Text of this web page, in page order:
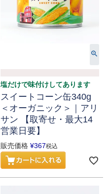
塩だけで味付けしてあります
スイートコーン缶340g
＜オーガニック＞｜アリ
サン 【取寄せ・最大14
営業日要】
販売価格 ¥367税込